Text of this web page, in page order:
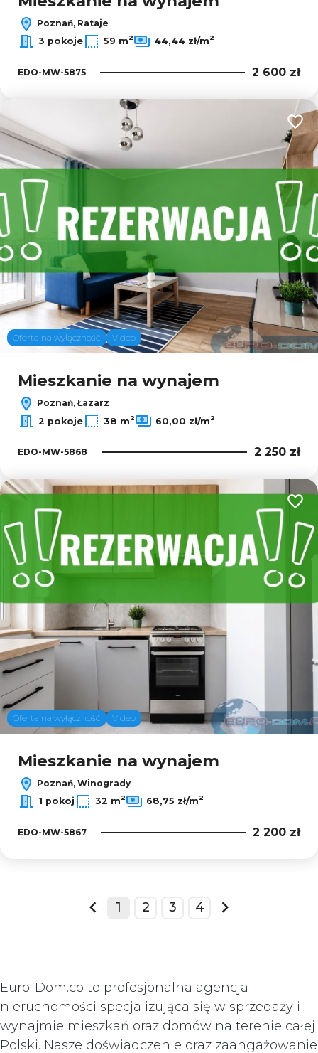
Poznań, Rataje
3 pokoje
59 m2 44,44 zł/m2
EDO-MW-5875 2 600 zł
Oferta na wyłączność Video
Mieszkanie na wynajem
Poznań, Łazarz
2 pokoje
38 m2 60,00 zł/m2
EDO-MW-5868 2 250 zł
Oferta na wyłączność Video
Mieszkanie na wynajem
Poznań, Winogrady
1 pokoj
32 m2 68,75 zł/m2
EDO-MW-5867 2 200 zł
prev
1 2 3 4
next
Euro-Dom.co to profesjonalna agencja
nieruchomości specjalizująca się w sprzedaży i
wynajmie mieszkań oraz domów na terenie całej
Polski. Nasze doświadczenie oraz zaangażowanie